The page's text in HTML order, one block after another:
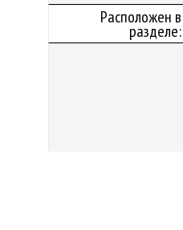
Расположен в
разделе: